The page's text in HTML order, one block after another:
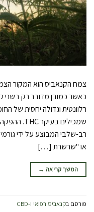
רלוונטית וגדולה יחסית של
רב-שלבי המבוצע על ידי
או "שרשרת […]
המשך קריאה →
פורסם בקנאביס רפואי ו-CBD